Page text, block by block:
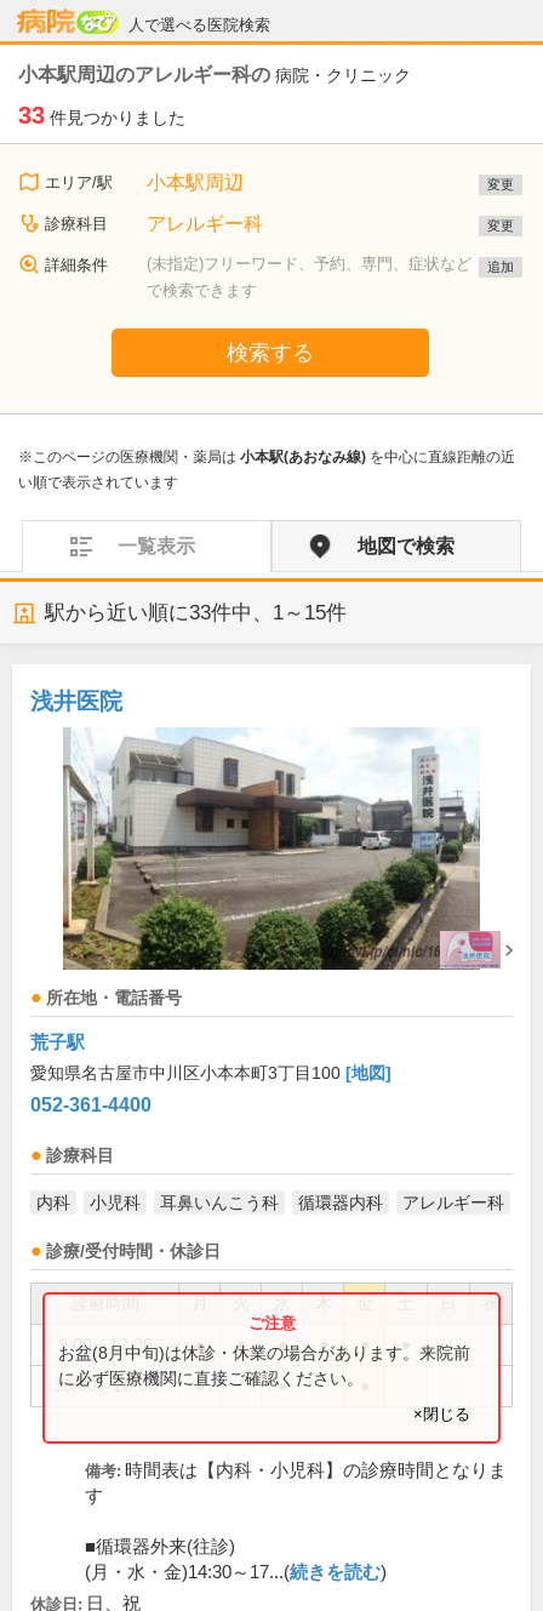
人で選べる医院検索
病院なび
小本駅周辺のアレルギー科の 病院・クリニック
33 件見つかりました
エリア/駅 小本駅周辺 変更
診療科目 アレルギー科 変更
詳細条件
(未指定)フリーワード、予約、専門、症状など
で検索できます
追加
検索する
※このページの医療機関・薬局は 小本駅(あおなみ線) を中心に直線距離の近
い順で表示されています
一覧表示 地図で検索
駅から近い順に33件中、 1～15件
浅井医院
所在地・電話番号
荒子駅
愛知県名古屋市中川区小本本町3丁目100 [地図]
052-361-4400
診療科目
内科 小児科 耳鼻いんこう科 循環器内科 アレルギー科
診療/受付時間・休診日
祝
9:00～12:00 ● ● ● ● ●
18:00～20:00 ● ●
お盆(8月中旬)は休診・休業の場合があります。来院前
に必ず医療機関に直接ご確認ください。
×閉じる
備考: 時間表は【内科・小児科】の診療時間となりま
す
■循環器外来(往診)
(月・水・金)14:30～17...(続きを読む)
休診日: 日、祝